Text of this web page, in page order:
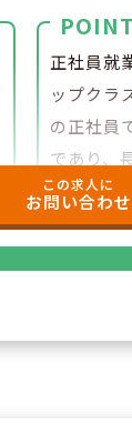
POINT
正社員就
ップクラ
の正社員
であり、
す。
この求人に
お問い合わせ